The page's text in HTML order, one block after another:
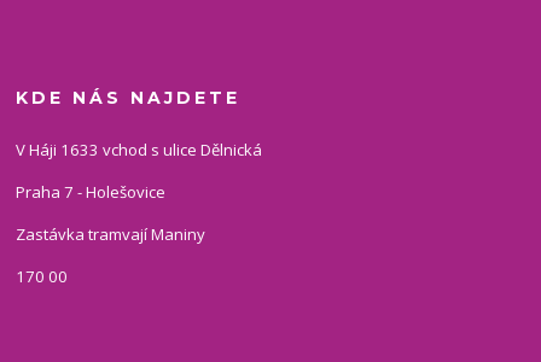
KDE NÁS NAJDETE
V Háji 1633 vchod s ulice Dělnická
Praha 7 - Holešovice
Zastávka tramvají Maniny
170 00